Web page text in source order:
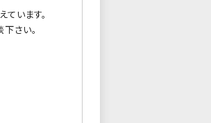
います。
さい。